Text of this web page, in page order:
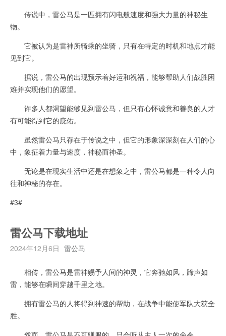
传说中，雷公马是一匹拥有闪电般速度和强大力量的神秘生
物。
它被认为是雷神所骑乘的坐骑，只有在特定的时机和地点才能
见到它。
据说，雷公马的出现预示着好运和祝福，能够帮助人们战胜困
难并实现他们的愿望。
许多人都渴望能够见到雷公马，但只有心怀诚意和善良的人才
有可能得到它的庇佑。
虽然雷公马只存在于传说之中，但它的形象深深刻在人们的心
中，象征着力量与速度，神秘而神圣。
无论是在现实生活中还是在想象之中，雷公马都是一种令人向
往和神秘的存在。
#3#
雷公马下载地址
2024年12月6日 雷公马
相传，雷公马是雷神赐予人间的神灵，它奔驰如风，蹄声如
雷，能够在瞬间穿越千里之地。
拥有雷公马的人将得到神速的帮助，在战争中能使军队大获全
胜。